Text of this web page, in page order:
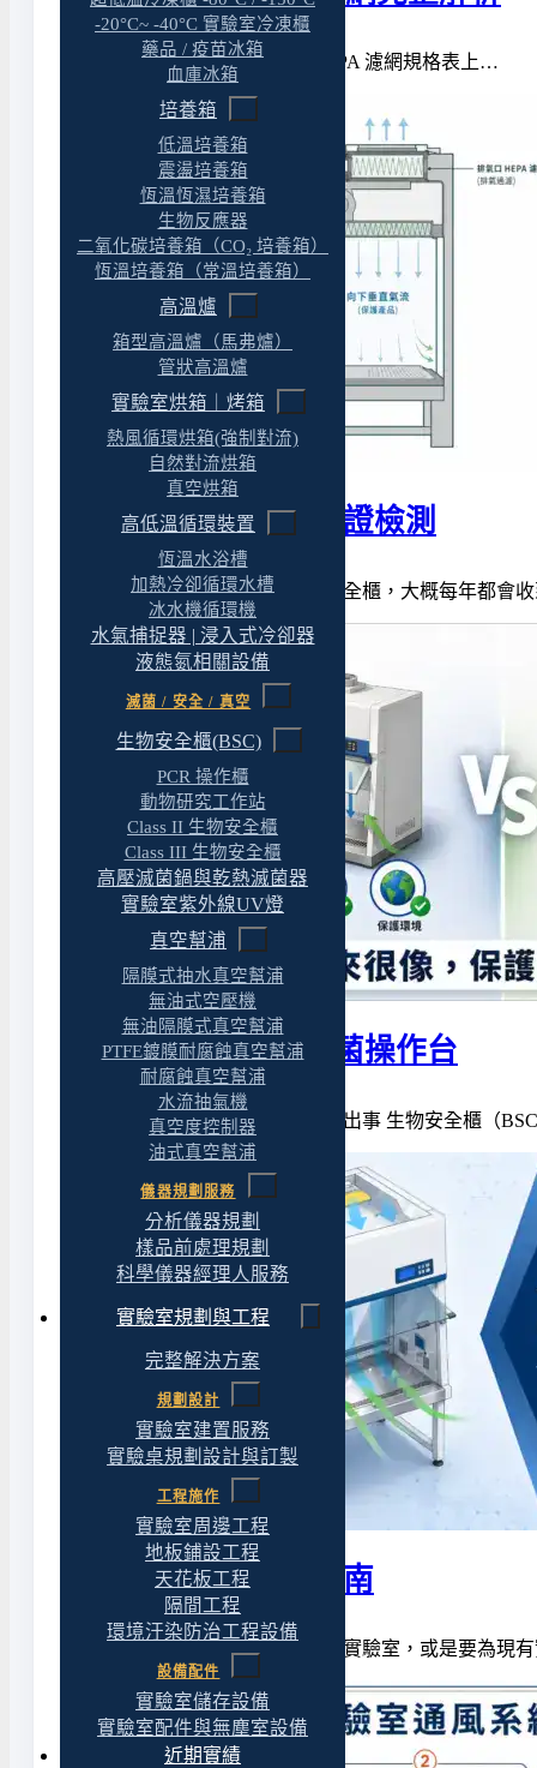
-20°C~ -40°C 實驗室冷凍櫃
藥品 / 疫苗冰箱
血庫冰箱
培養箱
低溫培養箱
震盪培養箱
恆溫恆濕培養箱
生物反應器
二氧化碳培養箱（CO₂ 培養箱）
恆溫培養箱（常溫培養箱）
高溫爐
箱型高溫爐（馬弗爐）
管狀高溫爐
實驗室烘箱｜烤箱
熱風循環烘箱(強制對流)
自然對流烘箱
真空烘箱
高低溫循環裝置
恆溫水浴槽
加熱冷卻循環水槽
冰水機循環機
水氣捕捉器 | 浸入式冷卻器
液態氮相關設備
滅菌 / 安全 / 真空
生物安全櫃(BSC)
PCR 操作櫃
動物研究工作站
Class II 生物安全櫃
Class III 生物安全櫃
高壓滅菌鍋與乾熱滅菌器
實驗室紫外線UV燈
真空幫浦
隔膜式抽水真空幫浦
無油式空壓機
無油隔膜式真空幫浦
PTFE鍍膜耐腐蝕真空幫浦
耐腐蝕真空幫浦
水流抽氣機
真空度控制器
油式真空幫浦
儀器規劃服務
分析儀器規劃
樣品前處理規劃
科學儀器經理人服務
實驗室規劃與工程
完整解決方案
規劃設計
實驗室建置服務
實驗桌規劃設計與訂製
工程施作
實驗室周邊工程
地板鋪設工程
天花板工程
隔間工程
環境汙染防治工程設備
設備配件
實驗室儲存設備
實驗室配件與無塵室設備
近期實績
「99.97% @ 0.3μm」這個 HEPA 濾網規格表上…
生物安全櫃年度認證檢測
如果你管理的實驗室有生物安全櫃，大概每年都會
生物安全櫃 vs. 無菌操作台
它們看起來很像，但搞混了會出事 生物安全櫃（
生物安全櫃完整指南
如果你正在規劃一間新的生物實驗室，或是要為現